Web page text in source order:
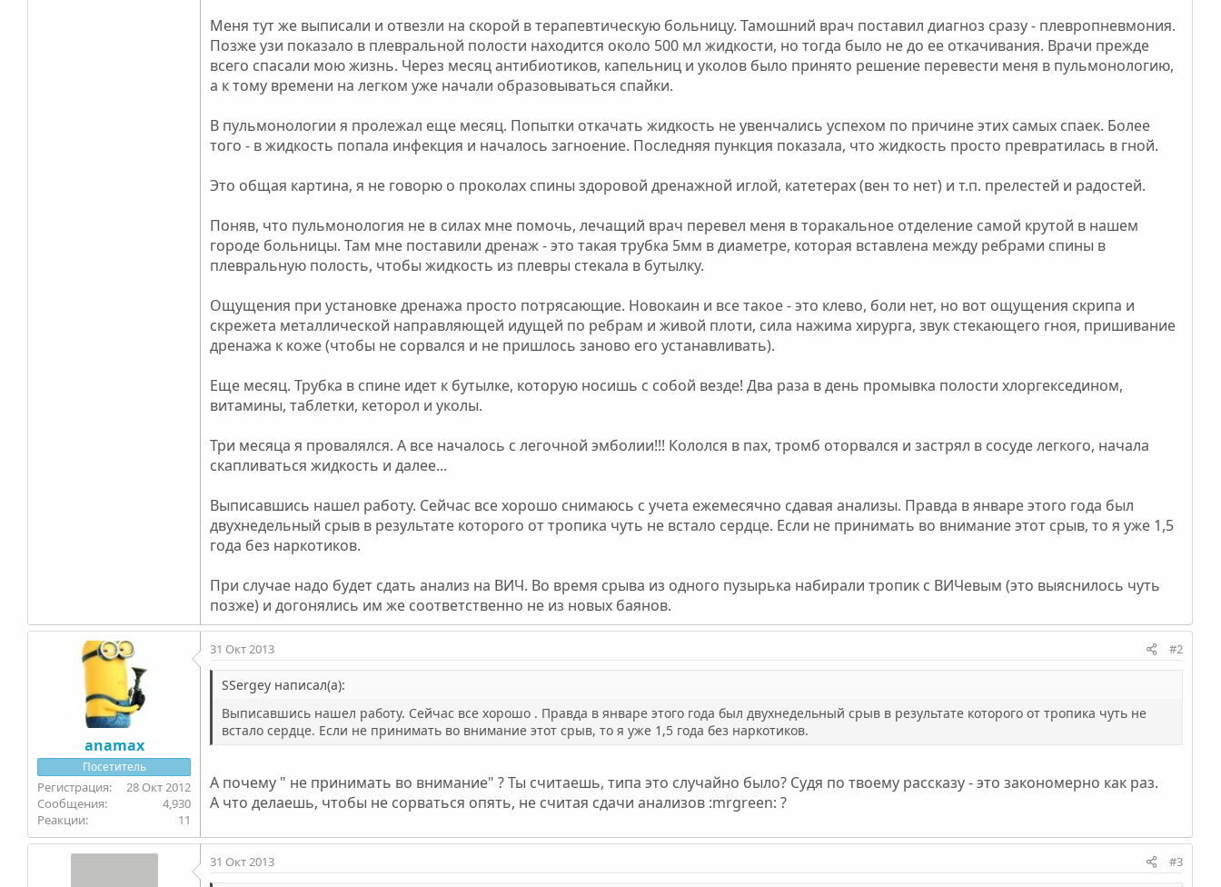
Меня тут же выписали и отвезли на скорой в терапевтическую больницу. Тамошний врач поставил диагноз сразу - плевропневмония.
Позже узи показало в плевральной полости находится около 500 мл жидкости, но тогда было не до ее откачивания. Врачи прежде
всего спасали мою жизнь. Через месяц антибиотиков, капельниц и уколов было принято решение перевести меня в пульмонологию,
а к тому времени на легком уже начали образовываться спайки.
В пульмонологии я пролежал еще месяц. Попытки откачать жидкость не увенчались успехом по причине этих самых спаек. Более
того - в жидкость попала инфекция и началось загноение. Последняя пункция показала, что жидкость просто превратилась в гной.
Это общая картина, я не говорю о проколах спины здоровой дренажной иглой, катетерах (вен то нет) и т.п. прелестей и радостей.
Поняв, что пульмонология не в силах мне помочь, лечащий врач перевел меня в торакальное отделение самой крутой в нашем
городе больницы. Там мне поставили дренаж - это такая трубка 5мм в диаметре, которая вставлена между ребрами спины в
плевральную полость, чтобы жидкость из плевры стекала в бутылку.
Ощущения при установке дренажа просто потрясающие. Новокаин и все такое - это клево, боли нет, но вот ощущения скрипа и
скрежета металлической направляющей идущей по ребрам и живой плоти, сила нажима хирурга, звук стекающего гноя, пришивание
дренажа к коже (чтобы не сорвался и не пришлось заново его устанавливать).
Еще месяц. Трубка в спине идет к бутылке, которую носишь с собой везде! Два раза в день промывка полости хлоргекседином,
витамины, таблетки, кеторол и уколы.
Три месяца я провалялся. А все началось с легочной эмболии!!! Кололся в пах, тромб оторвался и застрял в сосуде легкого, начала
скапливаться жидкость и далее...
Выписавшись нашел работу. Сейчас все хорошо снимаюсь с учета ежемесячно сдавая анализы. Правда в январе этого года был
двухнедельный срыв в результате которого от тропика чуть не встало сердце. Если не принимать во внимание этот срыв, то я уже 1,5
года без наркотиков.
При случае надо будет сдать анализ на ВИЧ. Во время срыва из одного пузырька набирали тропик с ВИЧевым (это выяснилось чуть
позже) и догонялись им же соответственно не из новых баянов.
anamax
Посетитель
28 Окт 2012
4,930
11
31 Окт 2013 #2
SSergey написал(а):
Выписавшись нашел работу. Сейчас все хорошо . Правда в январе этого года был двухнедельный срыв в результате которого от тропика чуть не
встало сердце. Если не принимать во внимание этот срыв, то я уже 1,5 года без наркотиков.
А почему " не принимать во внимание" ? Ты считаешь, типа это случайно было? Судя по твоему рассказу - это закономерно как раз.
А что делаешь, чтобы не сорваться опять, не считая сдачи анализов :mrgreen: ?
31 Окт 2013 #3